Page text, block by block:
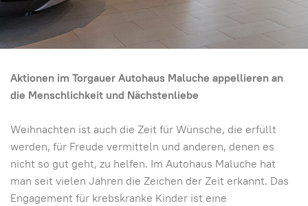
Aktionen im Torgauer Autohaus Maluche appellieren an
die Menschlichkeit und Nächstenliebe
Weihnachten ist auch die Zeit für Wünsche, die erfüllt
werden, für Freude vermitteln und anderen, denen es
nicht so gut geht, zu helfen. Im Autohaus Maluche hat
man seit vielen Jahren die Zeichen der Zeit erkannt. Das
Engagement für krebskranke Kinder ist eine